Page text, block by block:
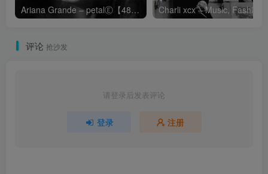
Ariana Grande – petalⒺ【48kHz／24bit】英国区
评论 抢沙发
请登录后发表评论
登录 注册